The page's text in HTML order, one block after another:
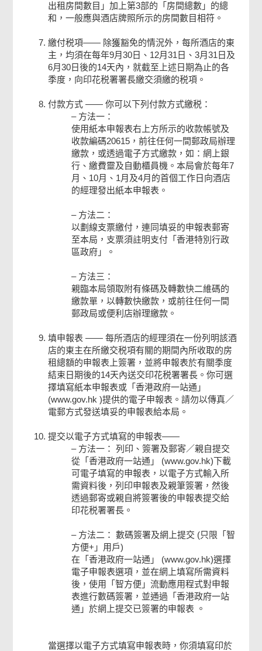
出租房間數目」加上第3部的「房間總數」的總
和，一般應與酒店牌照所示的房間數目相符。
繳付税項—— 除獲豁免的情況外，每所酒店的東
主，均須在每年9月30日、12月31日、3月31日及
6月30日後的14天內，就截至上述日期為止的各
季度，向印花税署署長繳交須繳的税項。
付款方式 —— 你可以下列付款方式繳税：
方法一：
使用紙本申報表右上方所示的收款帳號及
收款編碼20615，前往任何一間郵政局辦理
繳款，或透過電子方式繳款，如：網上銀
行、繳費靈及自動櫃員機。本局會於每年7
月、10月、1月及4月的首個工作日向酒店
的經理發出紙本申報表。
方法二：
以劃線支票繳付，連同填妥的申報表郵寄
至本局，支票須註明支付「香港特別行政
區政府」。
方法三：
親臨本局領取附有條碼及轉數快二維碼的
繳款單，以轉數快繳款，或前往任何一間
郵政局或便利店辦理繳款。
填申報表 —— 每所酒店的經理須在一份列明該酒
店的東主在所繳交税項有關的期間內所收取的房
租總額的申報表上簽署，並將申報表於有關季度
結束日期後的14天內送交印花税署署長。你可選
擇填寫紙本申報表或「香港政府一站通」
(www.gov.hk )提供的電子申報表。請勿以傳真／
電郵方式發送填妥的申報表給本局。
提交以電子方式填寫的申報表——
方法一： 列印、簽署及郵寄／親自提交
從「香港政府一站通」 (www.gov.hk)下載
可電子填寫的申報表，以電子方式輸入所
需資料後，列印申報表及親筆簽署，然後
透過郵寄或親自將簽署後的申報表提交給
印花税署署長。
方法二： 數碼簽署及網上提交 (只限「智
方便+」用戶)
在「香港政府一站通」 (www.gov.hk)選擇
電子申報表選項，並在網上填寫所需資料
後，使用「智方便」流動應用程式對申報
表進行數碼簽署，並通過「香港政府一站
通」於網上提交已簽署的申報表 。
當選擇以電子方式填寫申報表時，你須填寫印於